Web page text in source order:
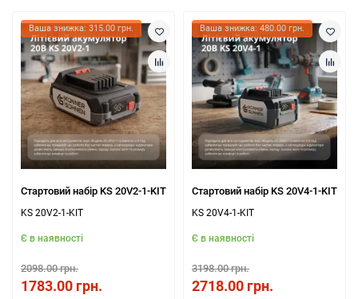
Ваша знижка: 315.00 грн.
Стартовий набір KS 20V2-1-KIT
KS 20V2-1-KIT
Є в наявності
2098.00 грн.
1783.00 грн.
Ваша знижка: 480.00 грн.
Стартовий набір KS 20V4-1-KIT
KS 20V4-1-KIT
Є в наявності
3198.00 грн.
2718.00 грн.